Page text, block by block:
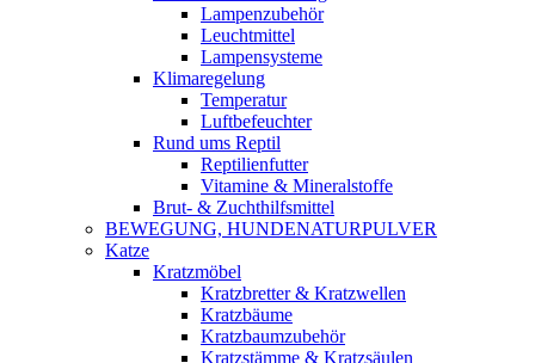
Lampenzubehör
Leuchtmittel
Lampensysteme
Klimaregelung
Temperatur
Luftbefeuchter
Rund ums Reptil
Reptilienfutter
Vitamine & Mineralstoffe
Brut- & Zuchthilfsmittel
BEWEGUNG, HUNDENATURPULVER
Katze
Kratzmöbel
Kratzbretter & Kratzwellen
Kratzbäume
Kratzbaumzubehör
Kratzstämme & Kratzsäulen